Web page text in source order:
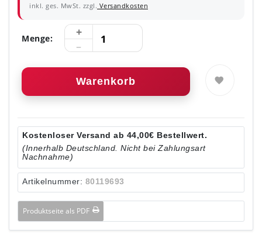
inkl. ges. MwSt. zzgl. Versandkosten
Menge:
Warenkorb
Kostenloser Versand ab 44,00€ Bestellwert.
(Innerhalb Deutschland. Nicht bei Zahlungsart
Nachnahme)
Artikelnummer: 80119693
Produktseite als PDF